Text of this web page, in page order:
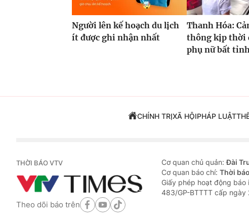
Người lên kế hoạch du lịch
ít được ghi nhận nhất
Thanh Hóa:
thông kịp thời
phụ nữ bất
CHÍNH TRỊXÃ HỘIPHÁP LUẬT
THỜI BÁO VTV
Theo dõi báo trên
Cơ quan chủ quản:Đài
Cơ quan báo chí: Thời
Giấy phép hoạt động báo
483/GP-BTTTT cấp ngày